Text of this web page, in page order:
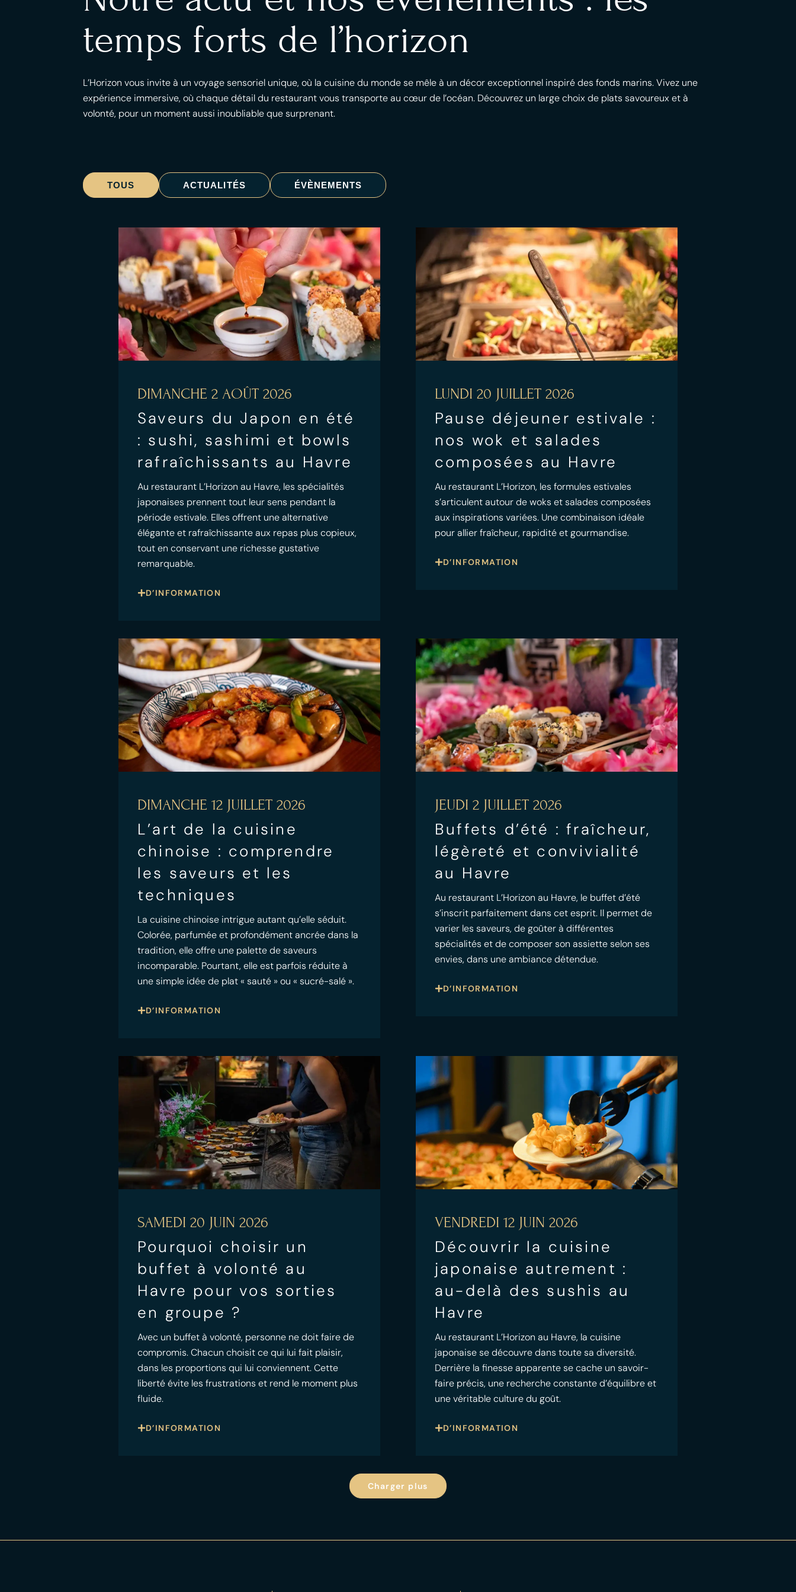
temps forts de l’horizon
L’Horizon vous invite à un voyage sensoriel unique, où la cuisine du monde se mêle à un décor exceptionnel inspiré des fonds marins. Vivez une
expérience immersive, où chaque détail du restaurant vous transporte au cœur de l’océan. Découvrez un large choix de plats savoureux et à
volonté, pour un moment aussi inoubliable que surprenant.
ACTUALITÉS ÉVÈNEMENTS
TOUS
DIMANCHE 2 AOÛT 2026
Saveurs du Japon en été
: sushi, sashimi et bowls
rafraîchissants au Havre
Au restaurant L’Horizon au Havre, les spécialités
japonaises prennent tout leur sens pendant la
période estivale. Elles offrent une alternative
élégante et rafraîchissante aux repas plus copieux,
tout en conservant une richesse gustative
remarquable.
D’INFORMATION
LUNDI 20 JUILLET 2026
Pause déjeuner estivale :
nos wok et salades
composées au Havre
Au restaurant L’Horizon, les formules estivales
s’articulent autour de woks et salades composées
aux inspirations variées. Une combinaison idéale
pour allier fraîcheur, rapidité et gourmandise.
D’INFORMATION
DIMANCHE 12 JUILLET 2026
L’art de la cuisine
chinoise : comprendre
les saveurs et les
techniques
La cuisine chinoise intrigue autant qu’elle séduit.
Colorée, parfumée et profondément ancrée dans la
tradition, elle offre une palette de saveurs
incomparable. Pourtant, elle est parfois réduite à
une simple idée de plat « sauté » ou « sucré-salé ».
D’INFORMATION
JEUDI 2 JUILLET 2026
Buffets d’été : fraîcheur,
légèreté et convivialité
au Havre
Au restaurant L’Horizon au Havre, le buffet d’été
s’inscrit parfaitement dans cet esprit. Il permet de
varier les saveurs, de goûter à différentes
spécialités et de composer son assiette selon ses
envies, dans une ambiance détendue.
D’INFORMATION
SAMEDI 20 JUIN 2026
Pourquoi choisir un
buffet à volonté au
Havre pour vos sorties
en groupe ?
Avec un buffet à volonté, personne ne doit faire de
compromis. Chacun choisit ce qui lui fait plaisir,
dans les proportions qui lui conviennent. Cette
liberté évite les frustrations et rend le moment plus
fluide.
D’INFORMATION
VENDREDI 12 JUIN 2026
Découvrir la cuisine
japonaise autrement :
au-delà des sushis au
Havre
Au restaurant L’Horizon au Havre, la cuisine
japonaise se découvre dans toute sa diversité.
Derrière la finesse apparente se cache un savoir-
faire précis, une recherche constante d’équilibre et
une véritable culture du goût.
D’INFORMATION
Charger plus